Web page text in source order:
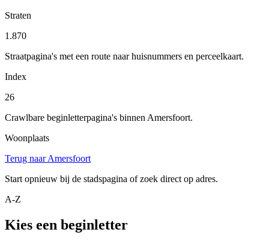
Straten
1.870
Straatpagina's met een route naar huisnummers en perceelkaart.
Index
26
Crawlbare beginletterpagina's binnen Amersfoort.
Woonplaats
Terug naar Amersfoort
Start opnieuw bij de stadspagina of zoek direct op adres.
A-Z
Kies een beginletter